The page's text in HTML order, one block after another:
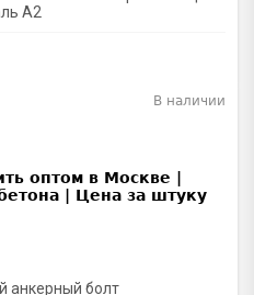
A2
анкерный болт
В наличии